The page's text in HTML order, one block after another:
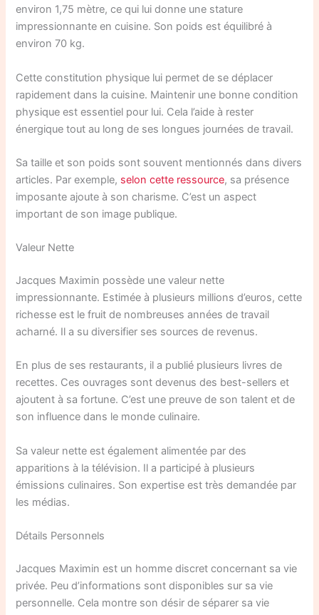
environ 1,75 mètre, ce qui lui donne une stature
impressionnante en cuisine. Son poids est équilibré à
environ 70 kg.
Cette constitution physique lui permet de se déplacer
rapidement dans la cuisine. Maintenir une bonne condition
physique est essentiel pour lui. Cela l’aide à rester
énergique tout au long de ses longues journées de travail.
Sa taille et son poids sont souvent mentionnés dans divers
articles. Par exemple, selon cette ressource, sa présence
imposante ajoute à son charisme. C’est un aspect
important de son image publique.
Valeur Nette
Jacques Maximin possède une valeur nette
impressionnante. Estimée à plusieurs millions d’euros, cette
richesse est le fruit de nombreuses années de travail
acharné. Il a su diversifier ses sources de revenus.
En plus de ses restaurants, il a publié plusieurs livres de
recettes. Ces ouvrages sont devenus des best-sellers et
ajoutent à sa fortune. C’est une preuve de son talent et de
son influence dans le monde culinaire.
Sa valeur nette est également alimentée par des
apparitions à la télévision. Il a participé à plusieurs
émissions culinaires. Son expertise est très demandée par
les médias.
Détails Personnels
Jacques Maximin est un homme discret concernant sa vie
privée. Peu d’informations sont disponibles sur sa vie
personnelle. Cela montre son désir de séparer sa vie